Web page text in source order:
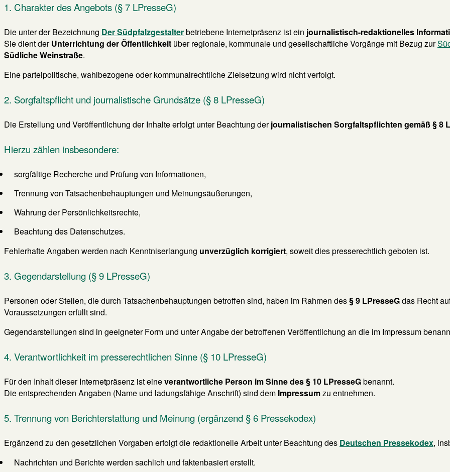
1. Charakter des Angebots (§ 7 LPresseG)
Die unter der Bezeichnung Der Südpfalzgestalterbetriebene Internetpräsenz ist ein journalistisch-redaktionelles
Sie dient derUnterrichtung der Öffentlichkeit über regionale, kommunale und gesellschaftliche Vorgänge mit Bezug zur
Südliche Weinstraße.
Eine parteipolitische, wahlbezogene oder kommunalrechtliche Zielsetzung wird nicht verfolgt.
2. Sorgfaltspflicht und journalistische Grundsätze (§ 8 LPresseG)
Die Erstellung und Veröffentlichung der Inhalte erfolgt unter Beachtung derjournalistischen Sorgfaltspflichten gemäß § 8
Hierzu zählen insbesondere:
sorgfältige Recherche und Prüfung von Informationen,
Trennung von Tatsachenbehauptungen und Meinungsäußerungen,
Wahrung der Persönlichkeitsrechte,
Beachtung des Datenschutzes.
Fehlerhafte Angaben werden nach Kenntniserlangung unverzüglich korrigiert, soweit dies presserechtlich geboten ist.
3. Gegendarstellung (§ 9 LPresseG)
Personen oder Stellen, die durch Tatsachenbehauptungen betroffen sind, haben im Rahmen des§ 9 LPresseGdas Recht
Voraussetzungen erfüllt sind.
Gegendarstellungen sind in geeigneter Form und unter Angabe der betroffenen Veröffentlichung an die im Impressum
4. Verantwortlichkeit im presserechtlichen Sinne (§ 10 LPresseG)
Für den Inhalt dieser Internetpräsenz ist eineverantwortliche Person im Sinne des § 10 LPresseGbenannt.
Die entsprechenden Angaben (Name und ladungsfähige Anschrift) sind dem Impressumzu entnehmen.
5. Trennung von Berichterstattung und Meinung (ergänzend § 6 Pressekodex)
Ergänzend zu den gesetzlichen Vorgaben erfolgt die redaktionelle Arbeit unter Beachtung des Deutschen Pressekodex,
Nachrichten und Berichte werden sachlich und faktenbasiert erstellt.